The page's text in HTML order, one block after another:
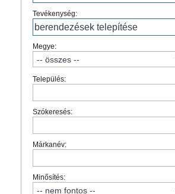
Tevékenység:
Megye:
Település:
Szókeresés:
Márkanév:
Minősítés: